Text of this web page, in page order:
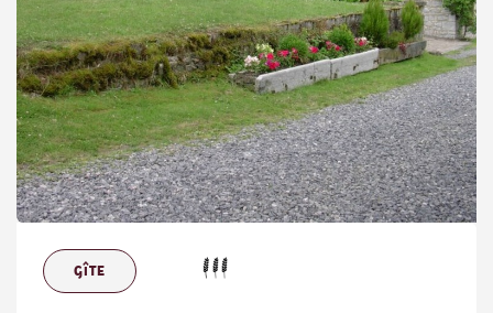
GÎTE